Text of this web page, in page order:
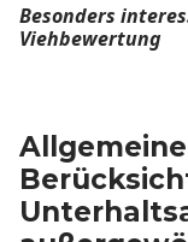
Besonders
Viehbewertung